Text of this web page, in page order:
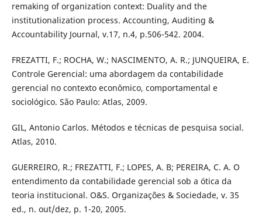
remaking of organization context: Duality and the
institutionalization process. Accounting, Auditing &
Accountability Journal, v.17, n.4, p.506-542. 2004.
FREZATTI, F.; ROCHA, W.; NASCIMENTO, A. R.; JUNQUEIRA, E.
Controle Gerencial: uma abordagem da contabilidade
gerencial no contexto econômico, comportamental e
sociológico. São Paulo: Atlas, 2009.
GIL, Antonio Carlos. Métodos e técnicas de pesquisa social.
Atlas, 2010.
GUERREIRO, R.; FREZATTI, F.; LOPES, A. B; PEREIRA, C. A. O
entendimento da contabilidade gerencial sob a ótica da
teoria institucional. O&S. Organizações & Sociedade, v. 35
ed., n. out/dez, p. 1-20, 2005.